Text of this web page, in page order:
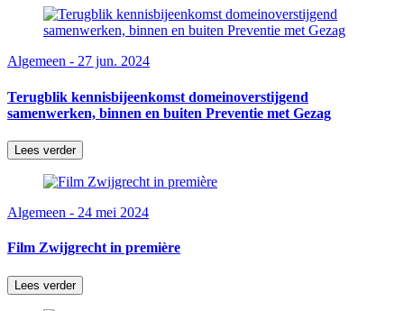
Algemeen - 27 jun. 2024
Terugblik kennisbijeenkomst domeinoverstijgend
samenwerken, binnen en buiten Preventie met Gezag
Lees verder
Algemeen - 24 mei 2024
Film Zwijgrecht in première
Lees verder